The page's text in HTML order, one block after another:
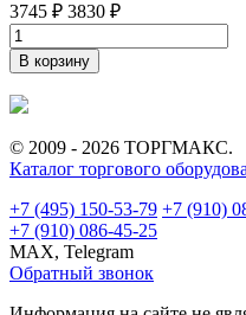
3745 ₽ 3830 ₽
В корзину
© 2009 - 2026 ТОРГМАКС.
Каталог торгового
+7 (495) 150-53-79 +7 (910)
+7 (910) 086-45-25
MAX, Telegram
Обратный звонок